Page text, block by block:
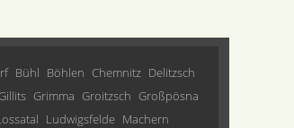
Bühl Böhlen Chemnitz Delitzsch
Gillits Grimma Groitzsch Großpösna
Ludwigsfelde Machern